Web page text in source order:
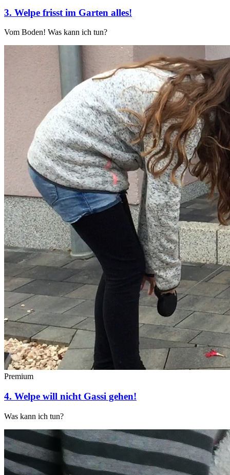
3. Welpe frisst im Garten alles!
Vom Boden! Was kann ich tun?
Premium
4. Welpe will nicht Gassi gehen!
Was kann ich tun?